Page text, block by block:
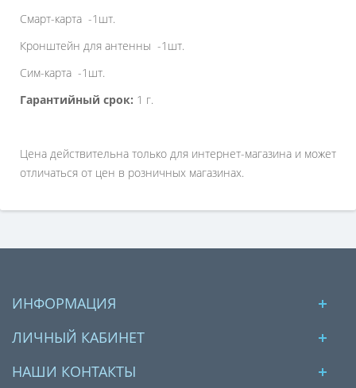
Смарт-карта -1шт.
Кронштейн для антенны -1шт.
Сим-карта -1шт.
Гарантийный срок: 1 г.
Цена действительна только для интернет-магазина и может
отличаться от цен в розничных магазинах.
ИНФОРМАЦИЯ
ЛИЧНЫЙ КАБИНЕТ
НАШИ КОНТАКТЫ